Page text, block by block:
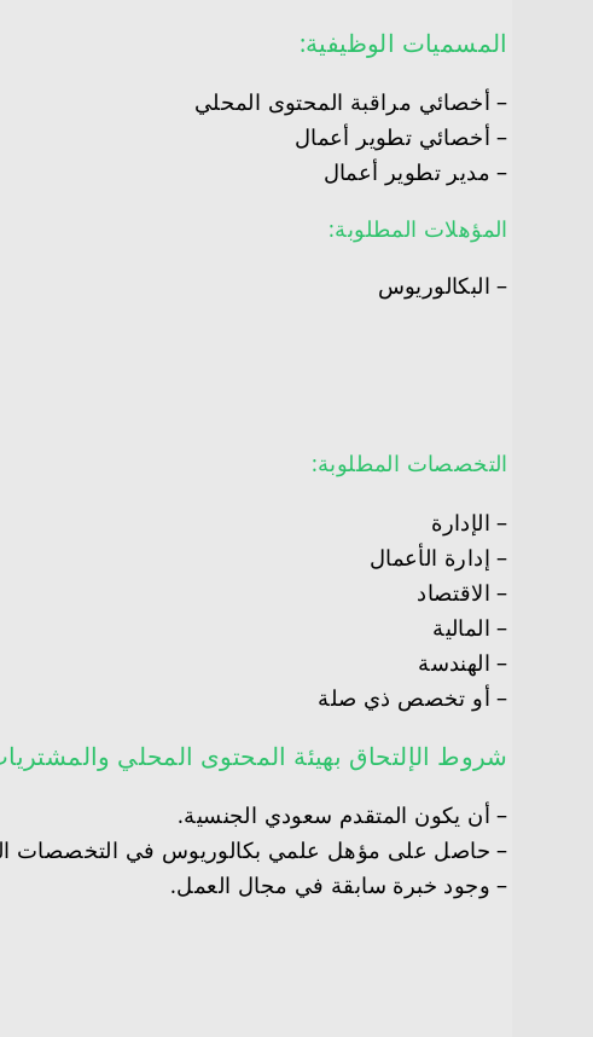
المسميات الوظيفية:
– أخصائي مراقبة المحتوى المحلي
– أخصائي تطوير أعمال
– مدير تطوير أعمال
المؤهلات المطلوبة:
– البكالوريوس
التخصصات المطلوبة:
– الإدارة
– إدارة الأعمال
– الاقتصاد
– المالية
– الهندسة
– أو تخصص ذي صلة
شروط الإلتحاق بهيئة المحتوى المحلي
– أن يكون المتقدم سعودي الجنسية.
– حاصل على مؤهل علمي بكالوريوس في التخصصات
– وجود خبرة سابقة في مجال العمل.